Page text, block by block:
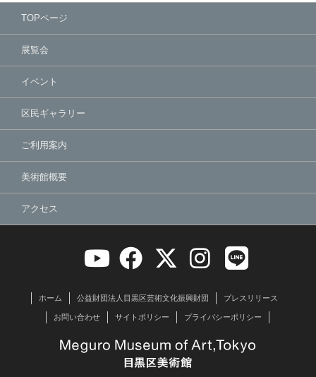
TOPページ
展覧会
イベント
区民ギャラリー
ご利用案内
美術館概要
アクセス
ホーム 公益財団法人目黒区芸術文化振興財団 プレスリリース
お問い合わせ サイトポリシー プライバシーポリシー